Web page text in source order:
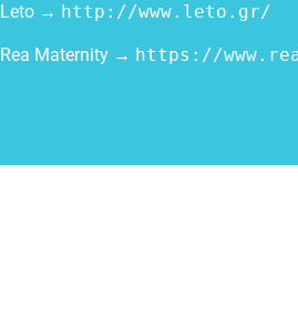
Leto → http://www.leto.gr/
Rea Maternity → https://